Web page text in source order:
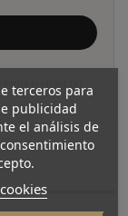
las piezas.
terceros para
publicidad
el análisis de